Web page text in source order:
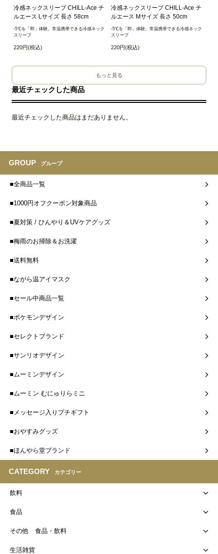
冷感ネックスリーブ CHILL-Ace チ
ルエース Lサイズ 長さ 58cm
-5℃を「即」体験。常温携帯できる冷感ネック
スリーブ
220円(税込)
冷感ネックスリーブ CHILL-Ace チ
ルエース Mサイズ 長さ 50cm
-5℃を「即」体験。常温携帯できる冷感ネック
スリーブ
220円(税込)
もっと見る
最近チェックした商品
最近チェックした商品はまだありません。
GROUP グループ
■全商品一覧
■1000円オフクーポン対象商品
■夏対策 / ひんやり＆UVケアグッズ
■梅雨のお掃除＆お洗濯
■送料無料
■ながら温アイマスク
■セール中商品一覧
■ポケモンデザイン
■セレクトブランド
■サンリオデザイン
■ムーミンデザイン
■ムーミン むにゅりらミニ
■メッセージ入りプチギフト
■おやすみグッズ
■ほんやら堂ブランド
CATEGORY カテゴリー
飲料
食品
その他 食品・飲料
生活雑貨